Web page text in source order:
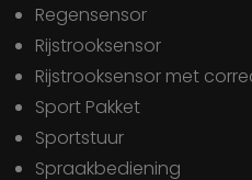
Regensensor
Rijstrooksensor
Rijstrooksensor met
Sport Pakket
Sportstuur
Spraakbediening